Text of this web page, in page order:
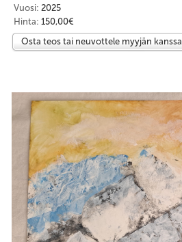
Vuosi: 2025
Hinta: 150,00€
Osta teos tai neuvottele myyjän kanssa